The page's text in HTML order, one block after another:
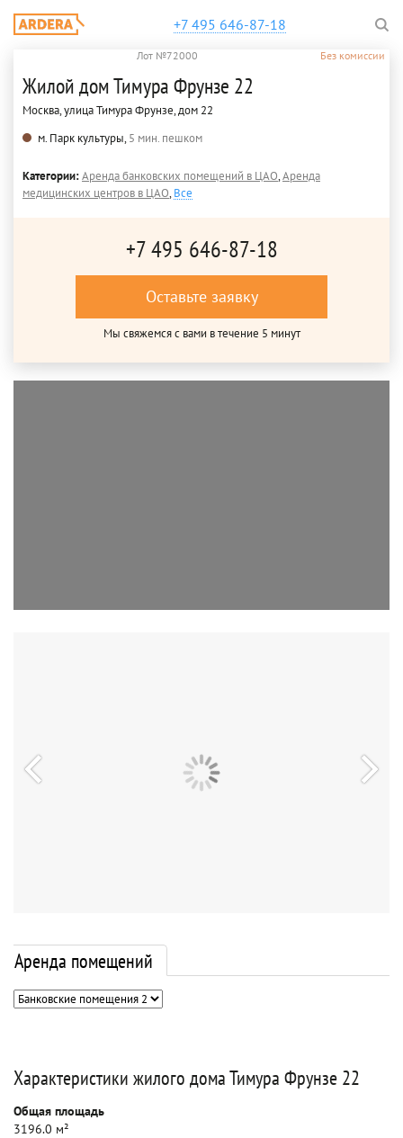
+7 495 646-87-18
Лот №72000 Без комиссии
Жилой дом Тимура Фрунзе 22
Москва, улица Тимура Фрунзе, дом 22
м. Парк культуры,5 мин. пешком
Категории:Аренда банковских помещений в ЦАО,Аренда
медицинских центров в ЦАО,Все
+7 495 646-87-18
Оставьте заявку
Мы свяжемся с вами в течение 5 минут
Аренда помещений
Характеристики жилого дома Тимура Фрунзе 22
Общая площадь
3196.0 м²